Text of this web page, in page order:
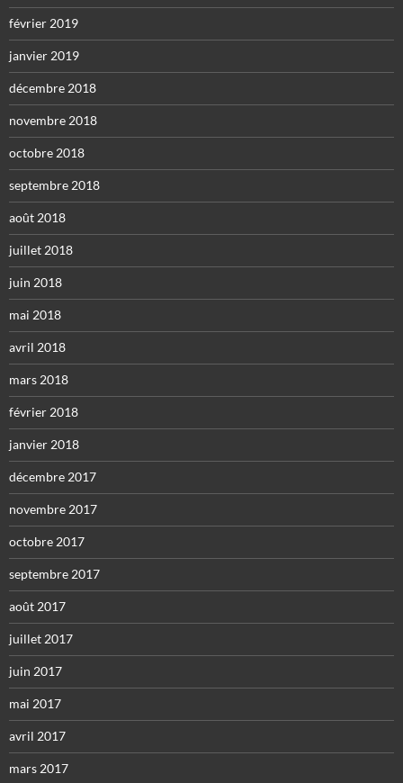
février 2019
janvier 2019
décembre 2018
novembre 2018
octobre 2018
septembre 2018
août 2018
juillet 2018
juin 2018
mai 2018
avril 2018
mars 2018
février 2018
janvier 2018
décembre 2017
novembre 2017
octobre 2017
septembre 2017
août 2017
juillet 2017
juin 2017
mai 2017
avril 2017
mars 2017